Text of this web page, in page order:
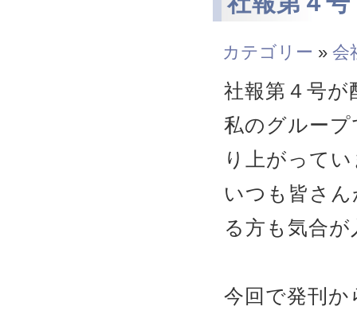
カテゴリー » 会
社報第４号
私のグループ
り上がって
いつも皆さ
る方も気合
今回で発刊か